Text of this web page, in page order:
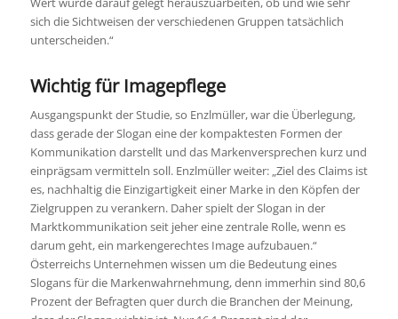
sich die Sichtweisen der verschiedenen Gruppen tatsächlich
unterscheiden.“
Wichtig für Imagepflege
Ausgangspunkt der Studie, so Enzlmüller, war die Überlegung,
dass gerade der Slogan eine der kompaktesten Formen der
Kommunikation darstellt und das Markenversprechen kurz und
einprägsam vermitteln soll. Enzlmüller weiter: „Ziel des Claims ist
es, nachhaltig die Einzigartigkeit einer Marke in den Köpfen der
Zielgruppen zu verankern. Daher spielt der Slogan in der
Marktkommunikation seit jeher eine zentrale Rolle, wenn es
darum geht, ein markengerechtes Image aufzubauen.“
Österreichs Unternehmen wissen um die Bedeutung eines
Slogans für die Markenwahrnehmung, denn immerhin sind 80,6
Prozent der Befragten quer durch die Branchen der Meinung,